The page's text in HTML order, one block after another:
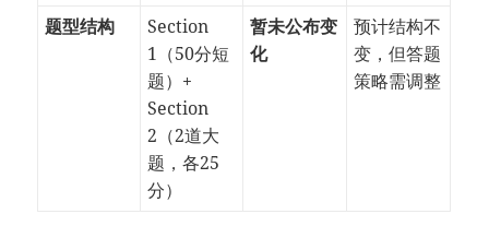
题型结构
Section
1（50分短
题）+
Section
2（2道大
题，各25
分）
暂未公布变
化
预计结构不
变，但答题
策略需调整